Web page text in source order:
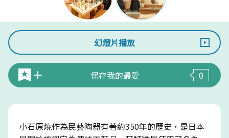
幻燈片播放
保存我的最愛 0
小石原燒作為民藝陶器有著約350年的歷史，是日本